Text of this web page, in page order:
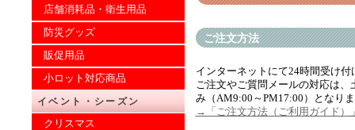
店舗消耗品・衛生用品
防災グッズ
販促用品
小ロット対応商品
イベント・シーズン
クリスマス
ご注文方法
インターネットにて24時間受け付
ご注文やご質問メールの対応は、
み（AM9:00～PM17:00）となり
→「ご注文方法（ご利用ガイド）